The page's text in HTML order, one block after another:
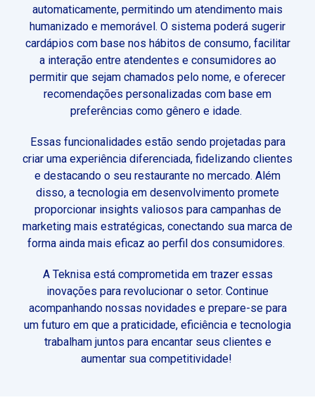
automaticamente, permitindo um atendimento mais
humanizado e memorável. O sistema poderá sugerir
cardápios com base nos hábitos de consumo, facilitar
a interação entre atendentes e consumidores ao
permitir que sejam chamados pelo nome, e oferecer
recomendações personalizadas com base em
preferências como gênero e idade.
Essas funcionalidades estão sendo projetadas para
criar uma experiência diferenciada, fidelizando clientes
e destacando o seu restaurante no mercado. Além
disso, a tecnologia em desenvolvimento promete
proporcionar insights valiosos para campanhas de
marketing mais estratégicas, conectando sua marca de
forma ainda mais eficaz ao perfil dos consumidores.
A Teknisa está comprometida em trazer essas
inovações para revolucionar o setor. Continue
acompanhando nossas novidades e prepare-se para
um futuro em que a praticidade, eficiência e tecnologia
trabalham juntos para encantar seus clientes e
aumentar sua competitividade!